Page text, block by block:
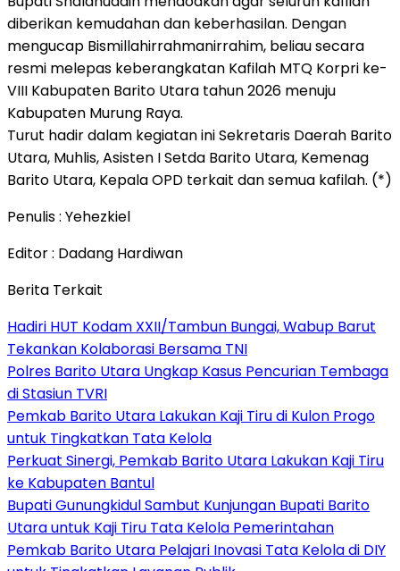
diberikan kemudahan dan keberhasilan. Dengan
mengucap Bismillahirrahmanirrahim, beliau secara
resmi melepas keberangkatan Kafilah MTQ Korpri ke-
VIII Kabupaten Barito Utara tahun 2026 menuju
Kabupaten Murung Raya.
Turut hadir dalam kegiatan ini Sekretaris Daerah Barito
Utara, Muhlis, Asisten I Setda Barito Utara, Kemenag
Barito Utara, Kepala OPD terkait dan semua kafilah. (*)
Penulis : Yehezkiel
Editor : Dadang Hardiwan
Berita Terkait
Hadiri HUT Kodam XXII/Tambun Bungai, Wabup Barut
Tekankan Kolaborasi Bersama TNI
Polres Barito Utara Ungkap Kasus Pencurian Tembaga
di Stasiun TVRI
Pemkab Barito Utara Lakukan Kaji Tiru di Kulon Progo
untuk Tingkatkan Tata Kelola
Perkuat Sinergi, Pemkab Barito Utara Lakukan Kaji Tiru
ke Kabupaten Bantul
Bupati Gunungkidul Sambut Kunjungan Bupati Barito
Utara untuk Kaji Tiru Tata Kelola Pemerintahan
Pemkab Barito Utara Pelajari Inovasi Tata Kelola di DIY